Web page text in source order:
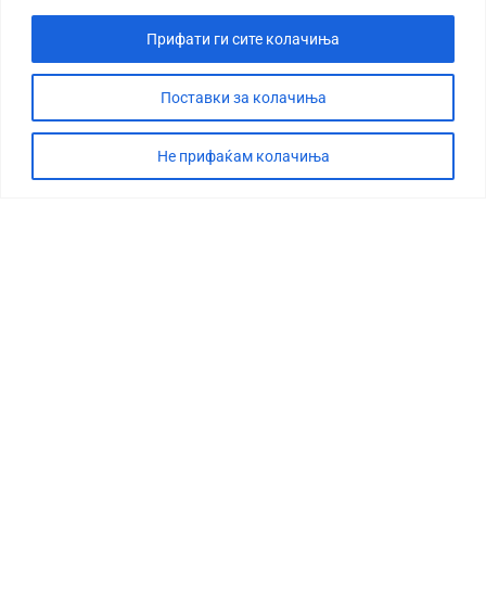
Поставки за колачиња
Не прифаќам колачиња
Прифати ги сите колачиња